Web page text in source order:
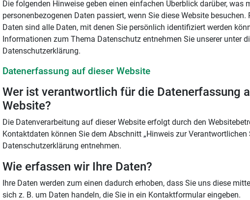
Die folgenden Hinweise geben einen einfachen Überblick darüber, was
personenbezogenen Daten passiert, wenn Sie diese Website besuchen.
Daten sind alle Daten, mit denen Sie persönlich identifiziert werden
Informationen zum Thema Datenschutz entnehmen Sie unserer unter
Datenschutzerklärung.
Datenerfassung auf dieser Website
Wer ist verantwortlich für die Datenerfassung
Website?
Die Datenverarbeitung auf dieser Website erfolgt durch den
Kontaktdaten können Sie dem Abschnitt „Hinweis zur Verantwortlichen
Datenschutzerklärung entnehmen.
Wie erfassen wir Ihre Daten?
Ihre Daten werden zum einen dadurch erhoben, dass Sie uns diese
sich z. B. um Daten handeln, die Sie in ein Kontaktformular eingeben.